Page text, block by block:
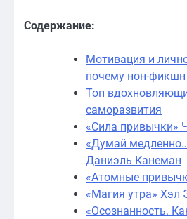
Содержание:
Мотивация и
почему нон-фикшн
Топ
саморазвития
«Сила привычки»
«Думай
Даниэль Канеман
«Атомные
«Магия утра» Хэл
«Осознанность.